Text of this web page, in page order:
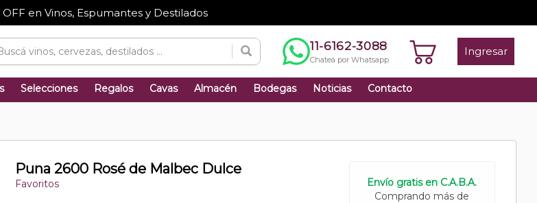
OFF en Vinos, Espumantes y Destilados
11-6162-3088
Chateá por Whatsapp
Ingresar
Selecciones Regalos Cavas Almacén Bodegas Noticias Contacto
Puna 2600 Rosé de Malbec Dulce
Favoritos
Envío gratis en C.A.B.A.
Comprando más de